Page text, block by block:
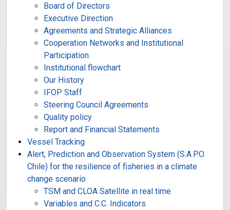
Board of Directors
Executive Direction
Agreements and Strategic Alliances
Cooperation Networks and Institutional
Participation
Institutional flowchart
Our History
IFOP Staff
Steering Council Agreements
Quality policy
Report and Financial Statements
Vessel Tracking
Alert, Prediction and Observation System (S.A.P.O.
Chile) for the resilience of fisheries in a climate
change scenario
TSM and CLOA Satellite in real time
Variables and C.C. Indicators